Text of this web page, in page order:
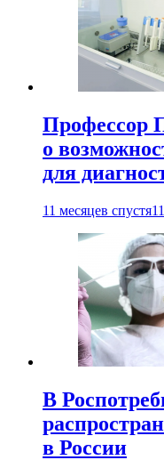
Профессор
о
для
11 месяцев спустя
В
в России